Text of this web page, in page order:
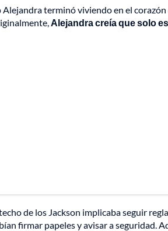
Alejandra terminó viviendo en el
Alejandra creía que solo
de los Jackson implicaba seguir
firmar papeles y avisar a seguridad.